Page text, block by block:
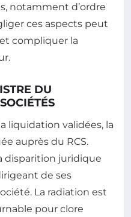
notamment d’ordre
ces aspects peut
compliquer la
DU
liquidation validées, la
auprès du RCS.
disparition juridique
de ses
La radiation est
pour clore